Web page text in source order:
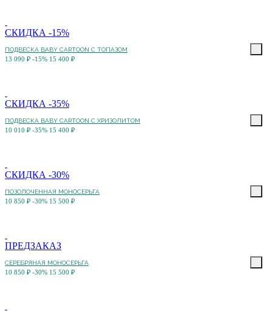
СКИДКА -15%
ПОДВЕСКА BABY CARTOON С ТОПАЗОМ
13 090 ₽ -15% 15 400 ₽
СКИДКА -35%
ПОДВЕСКА BABY CARTOON С ХРИЗОЛИТОМ
10 010 ₽ -35% 15 400 ₽
СКИДКА -30%
ПОЗОЛОЧЕННАЯ МОНОСЕРЬГА
10 850 ₽ -30% 15 500 ₽
ПРЕДЗАКАЗ
СЕРЕБРЯНАЯ МОНОСЕРЬГА
10 850 ₽ -30% 15 500 ₽